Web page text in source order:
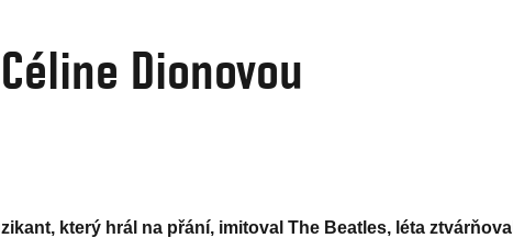
Dionovou
který hrál na přání, imitoval The Beatles, léta ztvárňoval